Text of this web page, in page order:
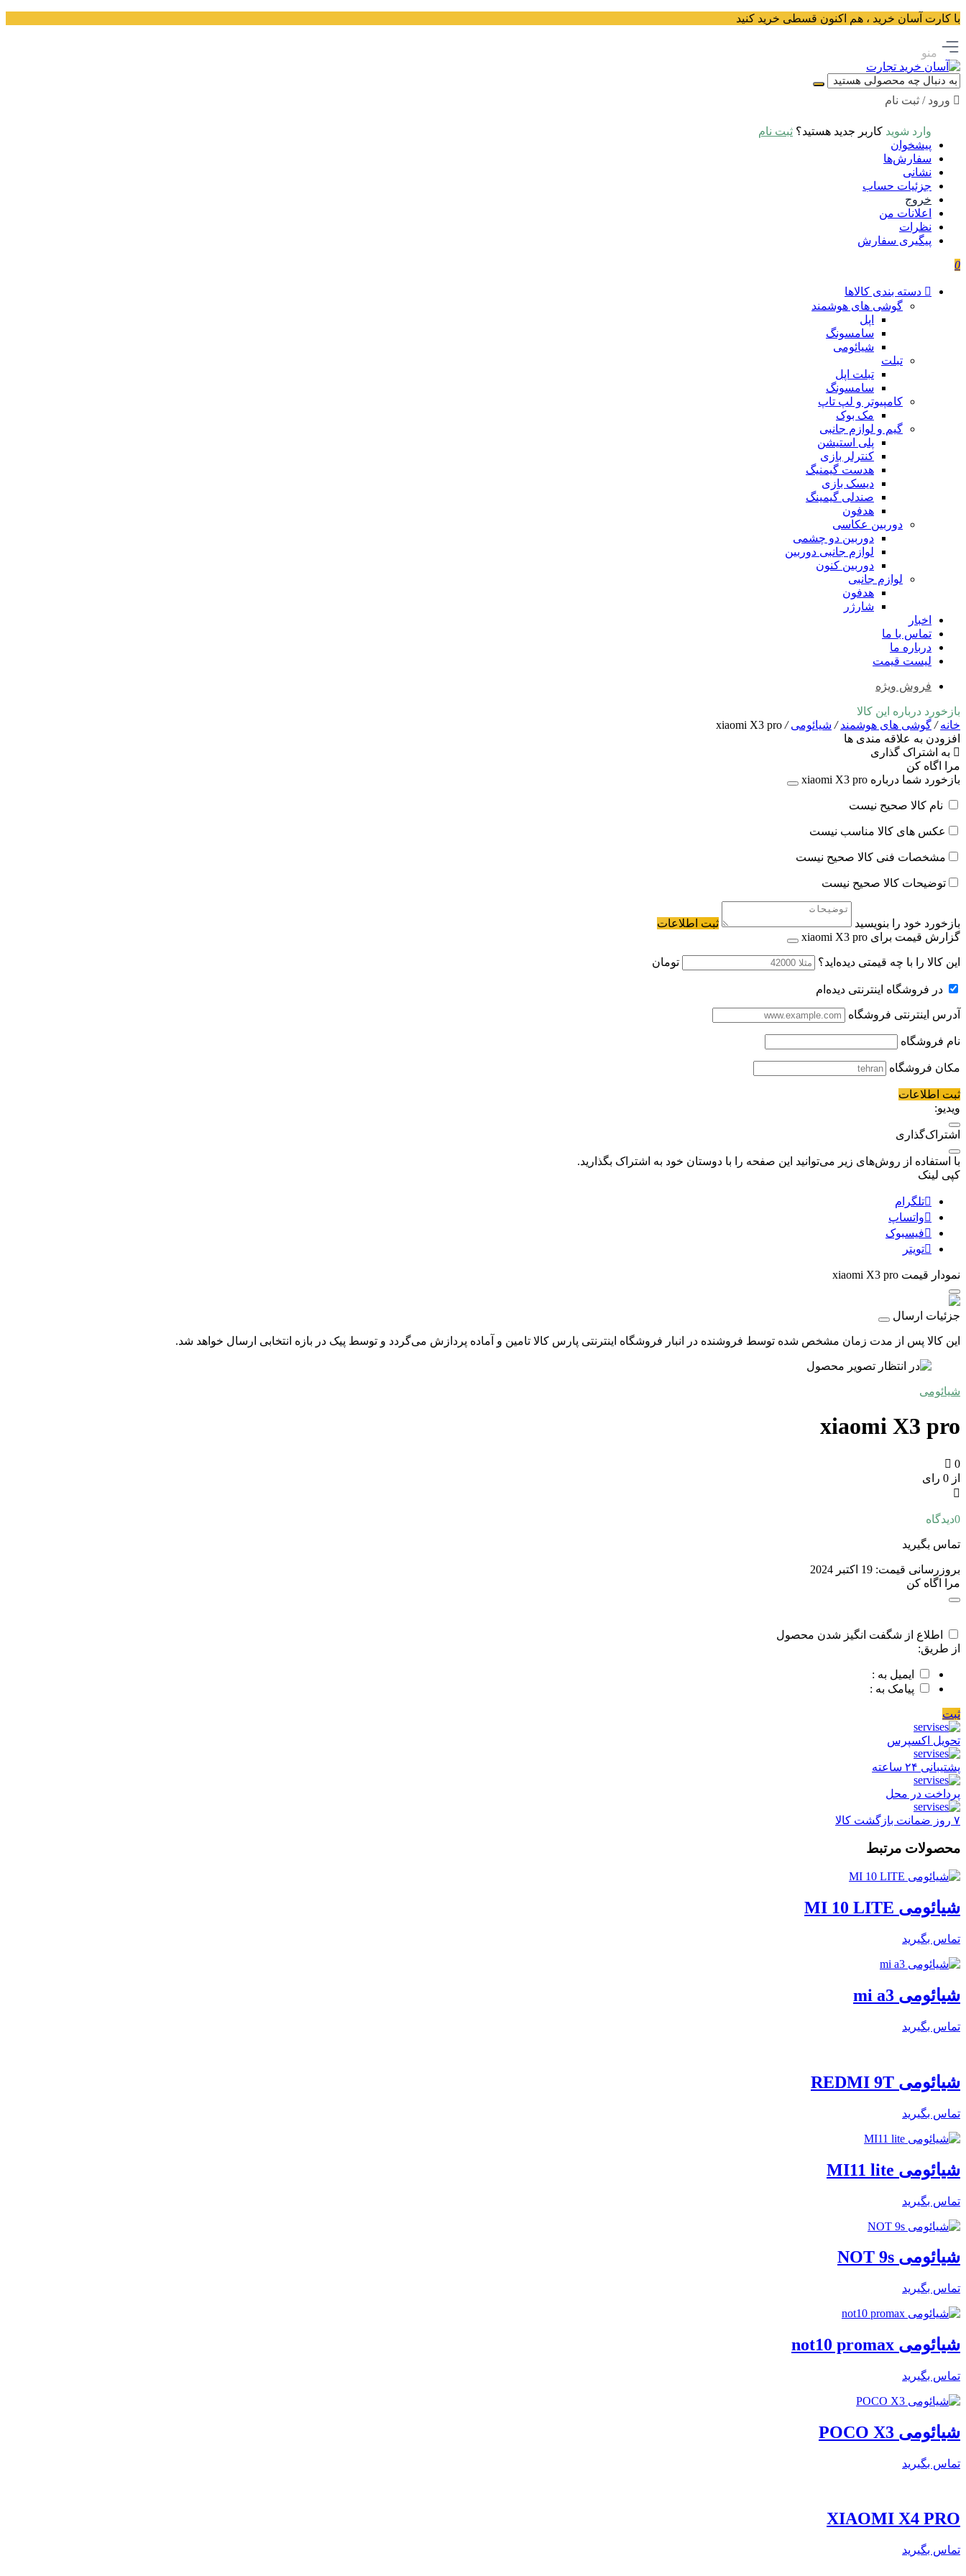
با کارت آسان خرید ، هم اکنون قسطی خرید کنید
منو
ورود / ثبت نام
وارد شوید کاربر جدید هستید؟ ثبت نام
پیشخوان
سفارش‌ها
نشانی
جزئیات حساب
خروج
اعلانات من
نظرات
پیگیری سفارش
0
دسته بندی کالاها
گوشی های هوشمند
اپل
سامسونگ
شیائومی
تبلت
تبلت اپل
سامسونگ
کامپیوتر و لپ تاپ
مک بوک
گیم و لوازم جانبی
پلی استیشن
کنترلر بازی
هدست گیمنیگ
دیسک بازی
صندلی گیمینگ
هدفون
دوربین عکاسی
دوربین دو چشمی
لوازم جانبی دوربین
دوربین کنون
لوازم جانبی
هدفون
شارژر
اخبار
تماس با ما
درباره ما
لیست قیمت
فروش ویژه
بازخورد درباره این کالا
خانه/ گوشی های هوشمند/ شیائومی/
xiaomi X3 pro
افزودن به علاقه مندی ها
به اشتراک گذاری
مرا اگاه کن
بازخورد شما درباره xiaomi X3 pro
نام کالا صحیح نیست
عکس های کالا مناسب نیست
مشخصات فنی کالا صحیح نیست
توضیحات کالا صحیح نیست
بازخورد خود را بنویسید
ثبت اطلاعات
گزارش قیمت برای xiaomi X3 pro
این کالا را با چه قیمتی دیده‌اید؟ تومان
در فروشگاه اینترنتی دیده‌ام
آدرس اینترنتی فروشگاه
نام فروشگاه
مکان فروشگاه
ثبت اطلاعات
ویدیو:
اشتراک‌گذاری
با استفاده از روش‌های زیر می‌توانید این صفحه را با دوستان خود به اشتراک بگذارید.
کپی لینک
تلگرام
واتساپ
فیسبوک
تویتر
نمودار قیمت xiaomi X3 pro
جزئیات ارسال
این کالا پس از مدت زمان مشخص شده توسط فروشنده در انبار فروشگاه اینترنتی پارس کالا تامین و آماده پردازش می‌گردد و توسط پیک در بازه انتخابی ارسال خواهد شد.
شیائومی
xiaomi X3 pro
0
از 0 رای
0دیدگاه
تماس بگیرید
بروزرسانی قیمت: 19 اکتبر 2024
مرا اگاه کن
اطلاع از شگفت انگیز شدن محصول
از طریق:
ایمیل به :
پیامک به :
ثبت
تحویل اکسپرس
پشتیبانی ۲۴ ساعته
پرداخت در محل
۷ روز ضمانت بازگشت کالا
محصولات مرتبط
شیائومی MI 10 LITE
تماس بگیرید
شیائومی mi a3
تماس بگیرید
شیائومی REDMI 9T
تماس بگیرید
شیائومی MI11 lite
تماس بگیرید
شیائومی NOT 9s
تماس بگیرید
شیائومی not10 promax
تماس بگیرید
شیائومی POCO X3
تماس بگیرید
XIAOMI X4 PRO
تماس بگیرید